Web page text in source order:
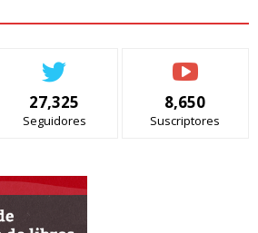
27,325
Seguidores
8,650
Suscriptores